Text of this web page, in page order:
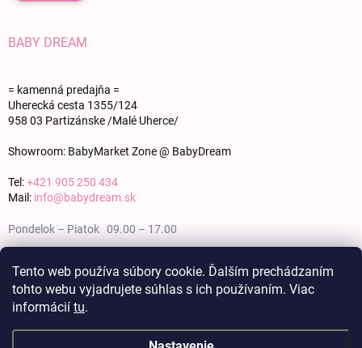
Tento web používa súbory cookie. Ďalším prechádzaním
tohto webu vyjadrujete súhlas s ich používaním. Viac
informácií tu.
BABY DREAM
= kamenná predajňa =
Uherecká cesta 1355/124
958 03 Partizánske /Malé Uherce/
Showroom: BabyMarket Zone @ BabyDream
Tel:+421 905 250 434
Mail: info@babydream.sk
Pondelok – Piatok 09.00 – 17.00
Nedeľa zatvorené